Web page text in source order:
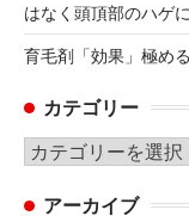
はなく頭頂部のハゲ
育毛剤「効果」極める
カテゴリー
カ
ゴ アーカイブ